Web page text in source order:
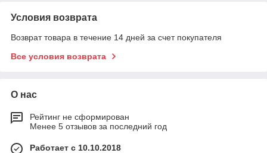
Условия возврата
Возврат товара в течение 14 дней за счет покупателя
Все условия возврата
О нас
Рейтинг не сформирован
Менее 5 отзывов за последний год
Работает с 10.10.2018